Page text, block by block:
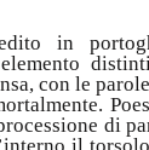
in
con le
di